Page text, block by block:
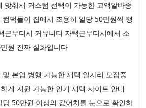
맞춰서 커스텀 선택이 가능한 고액알바종
컴덕들이 집에서 조용히 일당 50만원씩 챙
근무디시 커뮤니티 자택근무디시에서 소
원 진짜 실화입니다
본업 병행 가능한 재택 일자리 모집중
게 지원 가능한 인기 재택 사이트 안내
당 50만원 이상의 값어치를 눈으로 확인하